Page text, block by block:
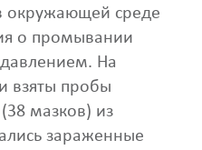
окружающей среде
о промывании
На
взяты пробы
мазков) из
зараженные